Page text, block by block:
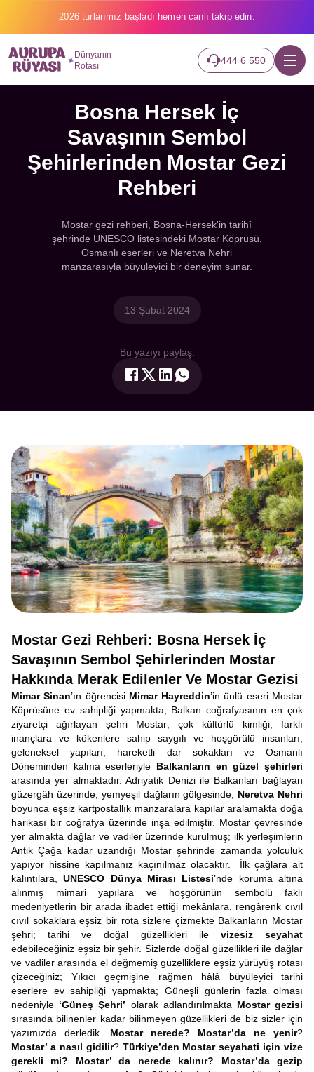
2026 turlarımız başladı hemen canlı takip edin.
Dünyanın
Rotası
444 6 550
Bosna Hersek İç
Savaşının Sembol
Şehirlerinden Mostar Gezi
Rehberi
Mostar gezi rehberi, Bosna-Hersek'in tarihî
şehrinde UNESCO listesindeki Mostar Köprüsü,
Osmanlı eserleri ve Neretva Nehri
manzarasıyla büyüleyici bir deneyim sunar.
13 Şubat 2024
Bu yazıyı paylaş:
Mostar Gezi Rehberi: Bosna Hersek İç
Savaşının Sembol Şehirlerinden Mostar
Hakkında Merak Edilenler Ve Mostar Gezisi
Mimar Sinan’ın öğrencisi Mimar Hayreddin’in ünlü eseri Mostar
Köprüsüne ev sahipliği yapmakta; Balkan coğrafyasının en çok
ziyaretçi ağırlayan şehri Mostar; çok kültürlü kimliği, farklı
inançlara ve kökenlere sahip saygılı ve hoşgörülü insanları,
geleneksel yapıları, hareketli dar sokakları ve Osmanlı
Döneminden kalma eserleriyle Balkanların en güzel şehirleri
arasında yer almaktadır. Adriyatik Denizi ile Balkanları bağlayan
güzergâh üzerinde; yemyeşil dağların gölgesinde; Neretva Nehri
boyunca eşsiz kartpostallık manzaralara kapılar aralamakta doğa
harikası bir coğrafya üzerinde inşa edilmiştir. Mostar çevresinde
yer almakta dağlar ve vadiler üzerinde kurulmuş; ilk yerleşimlerin
Antik Çağa kadar uzandığı Mostar şehrinde zamanda yolculuk
yapıyor hissine kapılmanız kaçınılmaz olacaktır. İlk çağlara ait
kalıntılara,UNESCO Dünya Mirası Listesi’nde koruma altına
alınmış mimari yapılara ve hoşgörünün sembolü faklı
medeniyetlerin bir arada ibadet ettiği mekânlara, rengârenk cıvıl
cıvıl sokaklara eşsiz bir rota sizlere çizmekte Balkanların Mostar
şehri; tarihi ve doğal güzellikleri ile vizesiz seyahat
edebileceğiniz eşsiz bir şehir. Sizlerde doğal güzellikleri ile dağlar
ve vadiler arasında el değmemiş güzelliklere eşsiz yürüyüş rotası
çizeceğiniz; Yıkıcı geçmişine rağmen hâlâ büyüleyici tarihi
eserlere ev sahipliği yapmakta; Güneşli günlerin fazla olması
nedeniyle ‘Güneş Şehri’ olarak adlandırılmakta Mostar gezisi
sırasında bilinenler kadar bilinmeyen güzellikleri de biz sizler için
yazımızda derledik. Mostar nerede? Mostar’da ne yenir?
Mostar’ a nasıl gidilir? Türkiye’den Mostar seyahati için vize
gerekli mi? Mostar’ da nerede kalınır? Mostar’da gezip